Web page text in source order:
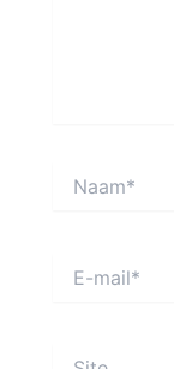
mail*